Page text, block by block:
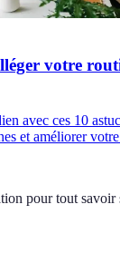
votre
avec ces 10
et améliorer
pour tout savoir